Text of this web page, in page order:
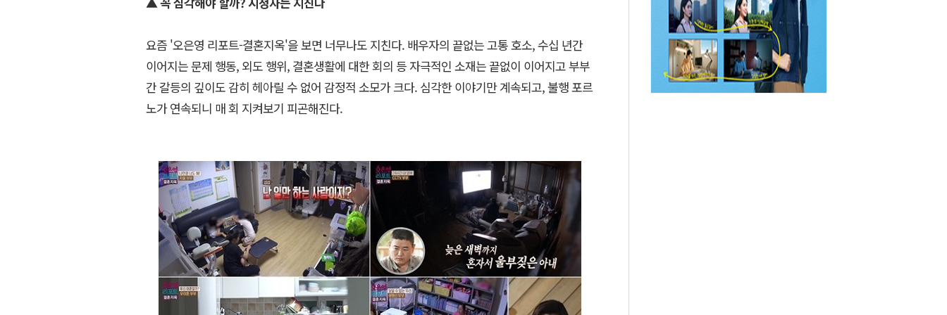
요즘 '오은영 리포트-결혼지옥'을 보면 너무나도 지친다. 배우자의 끝없는 고통 호소, 수십 년간
이어지는 문제 행동, 외도 행위, 결혼생활에 대한 회의 등 자극적인 소재는 끝없이 이어지고 부부
간 갈등의 깊이도 감히 헤아릴 수 없어 감정적 소모가 크다. 심각한 이야기만 계속되고, 불행 포르
노가 연속되니 매 회 지켜보기 피곤해진다.